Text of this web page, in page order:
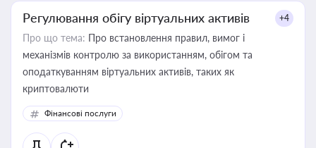
Регулювання обігу віртуальних активів +4
Про що тема: Про встановлення правил, вимог і
механізмів контролю за використанням, обігом та
оподаткуванням віртуальних активів, таких як
криптовалюти
Фінансові послуги